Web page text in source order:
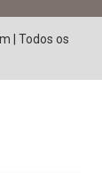
| Todos os